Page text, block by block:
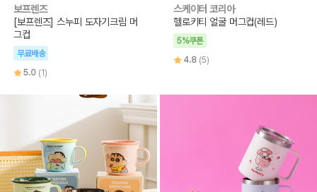
보프렌즈
[보프렌즈] 스누피 도자기크림 머
그컵
무료배송
5.0 (1)
스케이터 코리아
헬로키티 얼굴 머그컵(레드)
5%쿠폰
4.8 (5)